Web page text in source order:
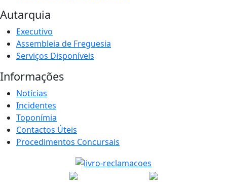
Autarquia
Executivo
Assembleia de Freguesia
Serviços Disponíveis
Informações
Notícias
Incidentes
Toponímia
Contactos Úteis
Procedimentos Concursais